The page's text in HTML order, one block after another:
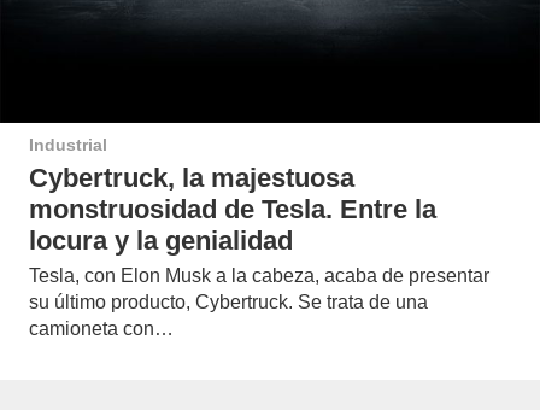
Industrial
Cybertruck, la majestuosa
monstruosidad de Tesla. Entre la
locura y la genialidad
Tesla, con Elon Musk a la cabeza, acaba de presentar
su último producto, Cybertruck. Se trata de una
camioneta con…